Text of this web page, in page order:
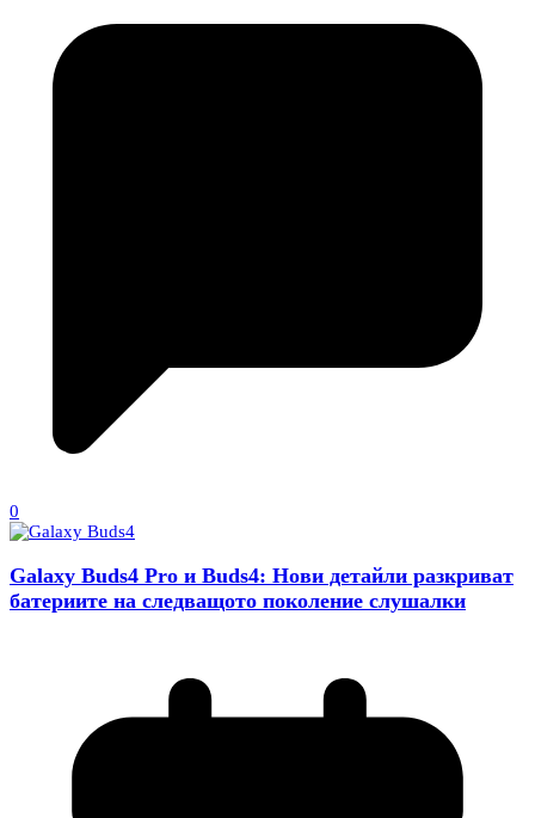
0
Galaxy Buds4 Pro и Buds4: Нови детайли разкриват
батериите на следващото поколение слушалки